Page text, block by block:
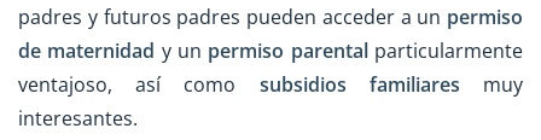
padres y futuros padres pueden acceder a un permiso
de maternidad y un permiso parentalparticularmente
ventajoso, así como subsidios familiares muy
interesantes.